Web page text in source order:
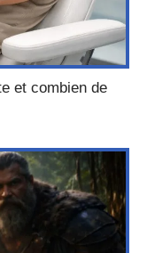
et combien de